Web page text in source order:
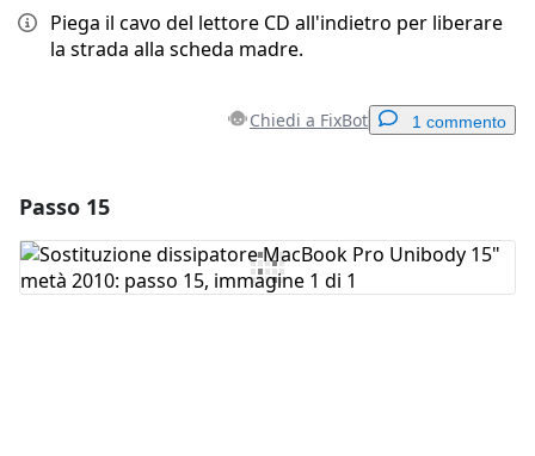
Piega il cavo del lettore CD all'indietro per liberare
la strada alla scheda madre.
Chiedi a FixBot 1 commento
Aggiungi Commento
Passo 15